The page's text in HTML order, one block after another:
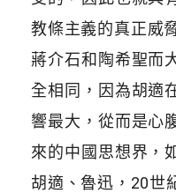
教條主義的真正威
蔣介石和陶希聖而
全相同，因為胡適
響最大，從而是心
來的中國思想界，
胡適、魯迅，20世